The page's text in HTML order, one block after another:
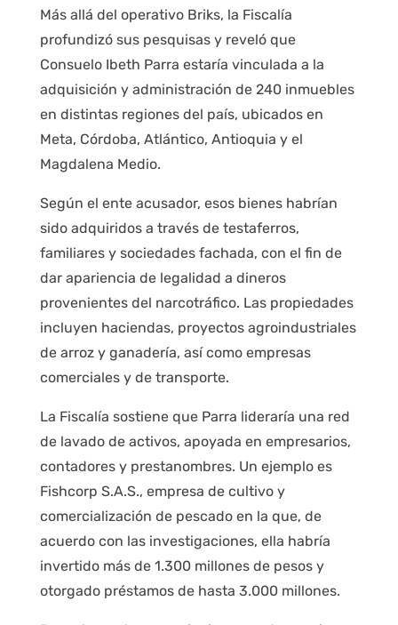
Más allá del operativo Briks, la Fiscalía
profundizó sus pesquisas y reveló que
Consuelo Ibeth Parra estaría vinculada a la
adquisición y administración de 240 inmuebles
en distintas regiones del país, ubicados en
Meta, Córdoba, Atlántico, Antioquia y el
Magdalena Medio.
Según el ente acusador, esos bienes habrían
sido adquiridos a través de testaferros,
familiares y sociedades fachada, con el fin de
dar apariencia de legalidad a dineros
provenientes del narcotráfico. Las propiedades
incluyen haciendas, proyectos agroindustriales
de arroz y ganadería, así como empresas
comerciales y de transporte.
La Fiscalía sostiene que Parra lideraría una red
de lavado de activos, apoyada en empresarios,
contadores y prestanombres. Un ejemplo es
Fishcorp S.A.S., empresa de cultivo y
comercialización de pescado en la que, de
acuerdo con las investigaciones, ella habría
invertido más de 1.300 millones de pesos y
otorgado préstamos de hasta 3.000 millones.